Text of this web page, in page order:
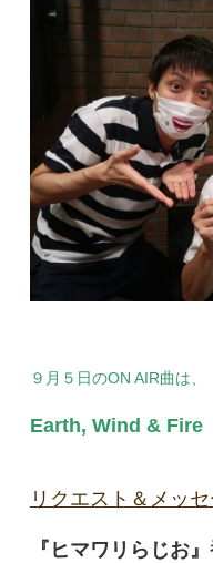
９月５日のON AIR曲は、
Earth, Wind & Fire
リクエスト＆メッ
『ヒマワリらじお